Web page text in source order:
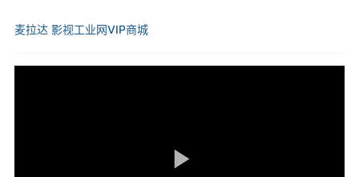
麦拉达 影视工业网VIP商城